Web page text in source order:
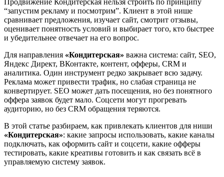
“запустим рекламу и посмотрим”. Клиент в этой нише
сравнивает предложения, изучает сайт, смотрит отзывы,
оценивает понятность условий и выбирает того, кто быстрее
и убедительнее отвечает на его вопрос.
Для направления «Кондитерская» важна система: сайт, SEO,
Яндекс Директ, ВКонтакте, контент, офферы, CRM и
аналитика. Один инструмент редко закрывает всю задачу.
Реклама может привести трафик, но слабая страница не
конвертирует. SEO может дать посещения, но без понятного
оффера заявок будет мало. Соцсети могут прогревать
аудиторию, но без CRM обращения теряются.
В этой статье разбираем, как привлекать клиентов для ниши
«Кондитерская»: какие запросы использовать, какие каналы
подключать, как оформить сайт и соцсети, какие офферы
тестировать, какие креативы готовить и как связать всё в
управляемую систему заявок.